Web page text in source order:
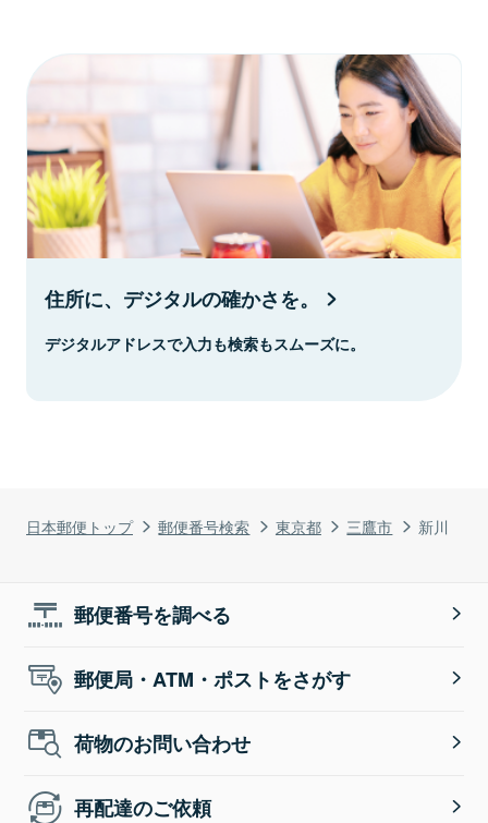
日本郵便トップ 郵便番号検索 東京都 三鷹市 新川
住所に、デジタルの確かさを。
デジタルアドレスで入力も検索もスムーズに。
郵便番号を調べる
郵便局・ATM・ポストをさがす
荷物のお問い合わせ
再配達のご依頼